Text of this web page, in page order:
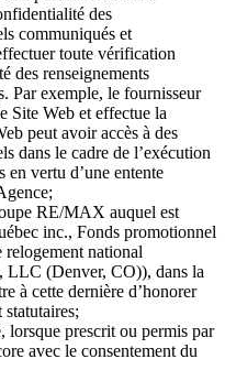
des
communiqués et
toute vérification
des renseignements
Par exemple, le fournisseur
Site Web et effectue la
peut avoir accès à des
dans le cadre de l’exécution
en vertu d’une entente
RE/MAX auquel est
inc., Fonds promotionnel
national
(Denver, CO)), dans la
à cette dernière d’honorer
lorsque prescrit ou permis par
avec le consentement du